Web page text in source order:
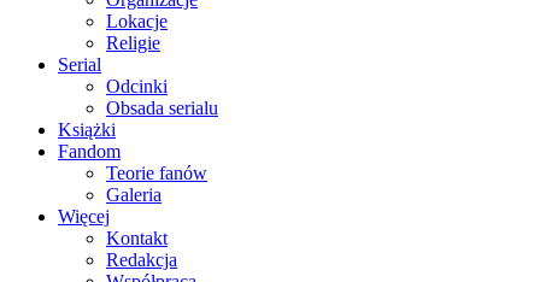
Lokacje
Religie
Serial
Odcinki
Obsada serialu
Książki
Fandom
Teorie fanów
Galeria
Więcej
Kontakt
Redakcja